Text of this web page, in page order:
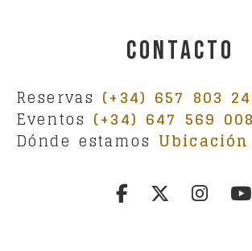
Contacto
Reservas (+34) 657 803
Eventos (+34) 647 569 008
Dónde estamos Ubicación